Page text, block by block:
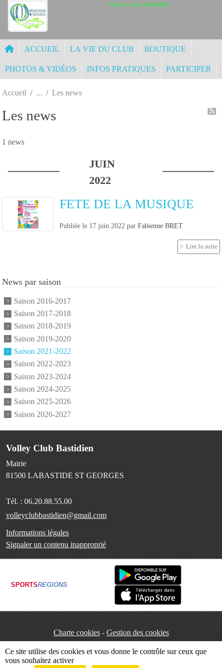
VOLLEY CLUB BASTIDIEN
ACCUEIL LA VIE DU CLUB BOUTIQUE
PHOTOS & VIDÉOS INFOS PRATIQUES PARTICIPER
Accueil Les news
Les news
1 news
JUIN
2022
FETE DE LA MUSIQUE
Publiée le 17 juin 2022 par Fabienne BRET
Lire la suite
News par saison
Saison 2016-2017
Saison 2017-2018
Saison 2018-2019
Saison 2019-2020
Saison 2021-2022
Saison 2022-2023
Saison 2023-2024
Saison 2024-2025
Saison 2025-2026
Saison 2026-2027
Volley Club Bastidien
Mairie
81500 LABASTIDE ST GEORGES
Tél. : 06.20.88.55.00
volleyclubbastidien@gmail.com
Informations légales
Signaler un contenu inapproprié
SPORTSREGIONS
Charte cookies Gestion des cookies
Panneau de gestion des cookies
Ce site utilise des cookies et vous donne le contrôle sur ceux que
vous souhaitez activer